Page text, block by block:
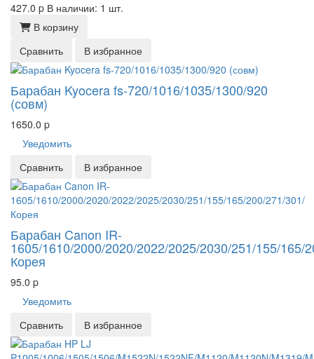
427.0 p В наличии: 1 шт.
В корзину
Сравнить
В избранное
Барабан Kyocera fs-720/1016/1035/1300/920
(совм)
1650.0 p
Уведомить
Сравнить
В избранное
Барабан Canon IR-
1605/1610/2000/2020/2022/2025/2030/251/155/165/
Корея
95.0 p
Уведомить
Сравнить
В избранное